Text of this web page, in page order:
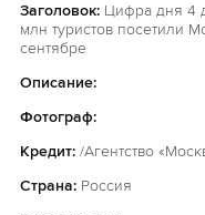
Заголовок: Цифра дня 4
млн туристов посетили
сентябре
Описание:
Фотограф:
Кредит: /Агентство
Страна: Россия